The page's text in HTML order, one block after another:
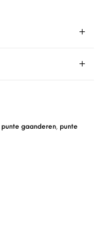
punte gaanderen, punte